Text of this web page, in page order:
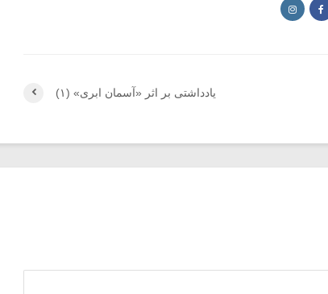
یادداشتی بر اثر «آسمان ابری» (۱)